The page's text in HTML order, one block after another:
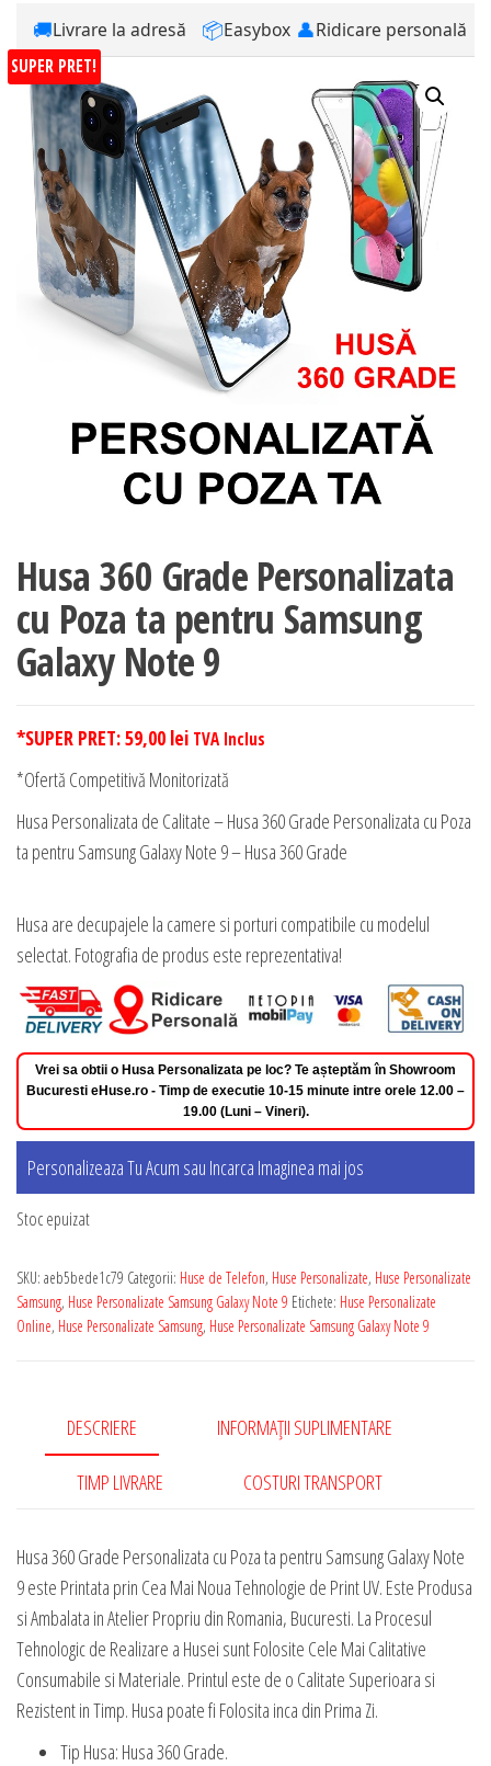
🚚Livrare la adresă 📦Easybox 👤Ridicare personală
SUPER PRET!
Husa 360 Grade Personalizata
cu Poza ta pentru Samsung
Galaxy Note 9
*SUPER PRET:59,00 lei TVA Inclus
*Ofertă Competitivă Monitorizată
Husa Personalizata de Calitate – Husa 360 Grade Personalizata cu Poza
ta pentru Samsung Galaxy Note 9 – Husa 360 Grade
Husa are decupajele la camere si porturi compatibile cu modelul
selectat. Fotografia de produs este reprezentativa!
Vrei sa obtii o Husa Personalizata pe loc? Te așteptăm în Showroom
Bucuresti eHuse.ro - Timp de executie 10-15 minute intre orele 12.00 –
19.00 (Luni – Vineri).
Personalizeaza Tu Acum sau Incarca Imaginea mai jos
Stoc epuizat
SKU: aeb5bede1c79 Categorii: Huse de Telefon, Huse Personalizate, Huse Personalizate
Samsung, Huse Personalizate Samsung Galaxy Note 9 Etichete: Huse Personalizate
Online, Huse Personalizate Samsung, Huse Personalizate Samsung Galaxy Note 9
DESCRIERE INFORMAȚII SUPLIMENTARE
TIMP LIVRARE COSTURI TRANSPORT
Husa 360 Grade Personalizata cu Poza ta pentru Samsung Galaxy Note
9 este Printata prin Cea Mai Noua Tehnologie de Print UV. Este Produsa
si Ambalata in Atelier Propriu din Romania, Bucuresti. La Procesul
Tehnologic de Realizare a Husei sunt Folosite Cele Mai Calitative
Consumabile si Materiale. Printul este de o Calitate Superioara si
Rezistent in Timp. Husa poate fi Folosita inca din Prima Zi.
Tip Husa: Husa 360 Grade.